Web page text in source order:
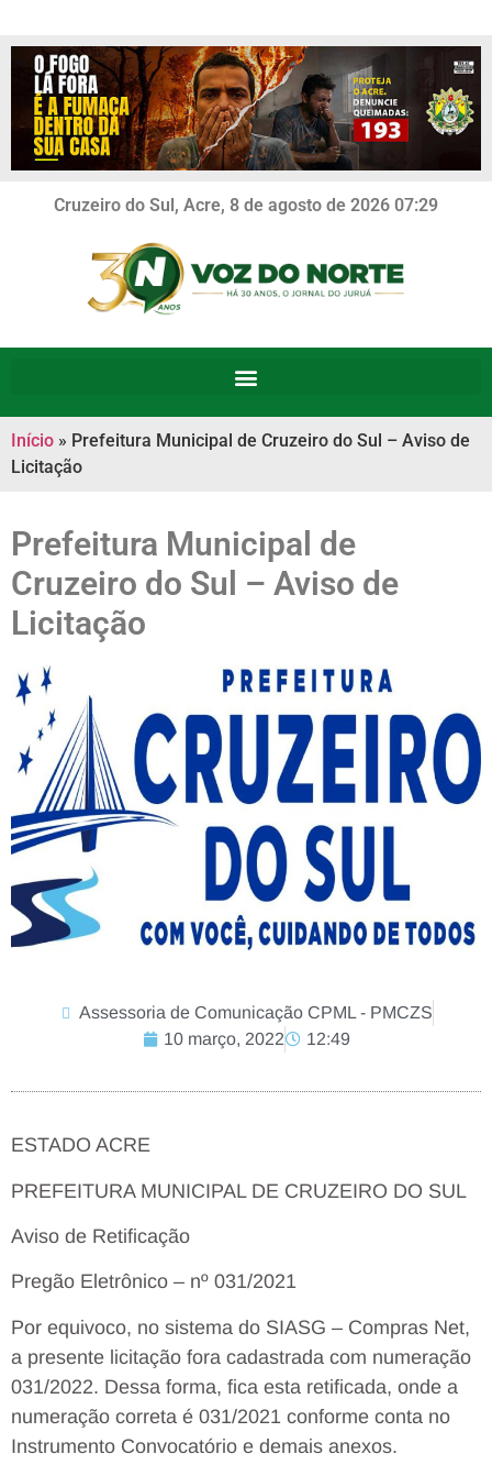
Cruzeiro do Sul, Acre, 8 de agosto de 2026 07:29
Início » Prefeitura Municipal de Cruzeiro do Sul – Aviso de
Licitação
Prefeitura Municipal de
Cruzeiro do Sul – Aviso de
Licitação
Assessoria de Comunicação CPML - PMCZS
10 março, 2022
12:49
ESTADO ACRE
PREFEITURA MUNICIPAL DE CRUZEIRO DO SUL
Aviso de Retificação
Pregão Eletrônico – nº 031/2021
Por equivoco, no sistema do SIASG – Compras Net,
a presente licitação fora cadastrada com numeração
031/2022. Dessa forma, fica esta retificada, onde a
numeração correta é 031/2021 conforme conta no
Instrumento Convocatório e demais anexos.